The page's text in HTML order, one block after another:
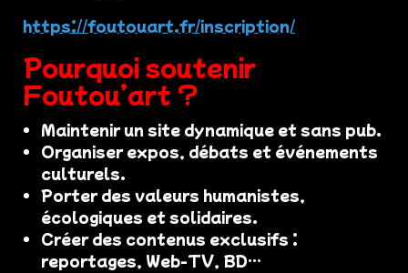
https://foutouart.fr/inscription/
Pourquoi soutenir
Foutou’art ?
Maintenir un site dynamique et sans pub.
Organiser expos, débats et événements
culturels.
Porter des valeurs humanistes,
écologiques et solidaires.
Créer des contenus exclusifs :
reportages, Web-TV, BD…